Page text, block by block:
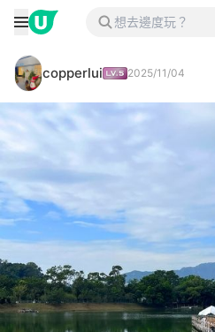
copperlui 2025/11/04